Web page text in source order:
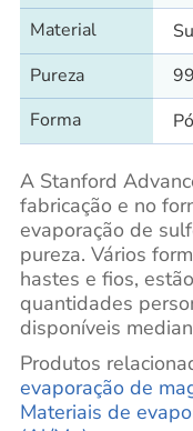
Material
Pureza
Forma
A Stanford
fabricação e no
evaporação de
pureza. Vários
hastes e fios,
quantidades
disponíveis
Produtos
evaporação de
Materiais de